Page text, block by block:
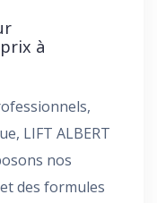
à
LIFT ALBERT
nos
des formules